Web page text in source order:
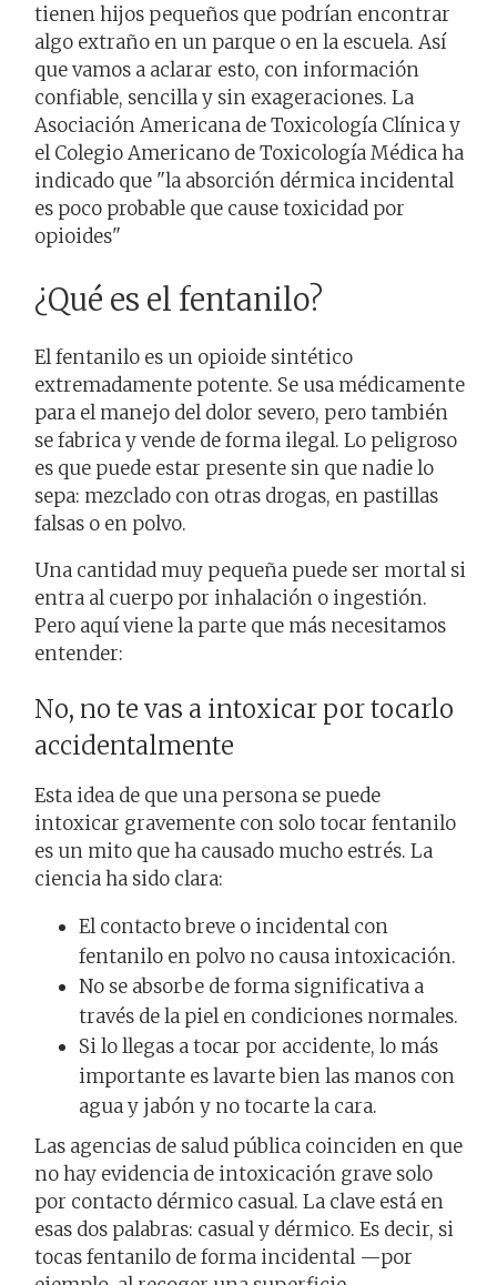
tienen hijos pequeños que podrían encontrar
algo extraño en un parque o en la escuela. Así
que vamos a aclarar esto, con información
confiable, sencilla y sin exageraciones. La
Asociación Americana de Toxicología Clínica y
el Colegio Americano de Toxicología Médica ha
indicado que "la absorción dérmica incidental
es poco probable que cause toxicidad por
opioides"
¿Qué es el fentanilo?
El fentanilo es un opioide sintético
extremadamente potente. Se usa médicamente
para el manejo del dolor severo, pero también
se fabrica y vende de forma ilegal. Lo peligroso
es que puede estar presente sin que nadie lo
sepa: mezclado con otras drogas, en pastillas
falsas o en polvo.
Una cantidad muy pequeña puede ser mortal si
entra al cuerpo por inhalación o ingestión.
Pero aquí viene la parte que más necesitamos
entender:
No, no te vas a intoxicar por tocarlo
accidentalmente
Esta idea de que una persona se puede
intoxicar gravemente con solo tocar fentanilo
es un mito que ha causado mucho estrés. La
ciencia ha sido clara:
El contacto breve o incidental con
fentanilo en polvo no causa intoxicación.
No se absorbe de forma significativa a
través de la piel en condiciones normales.
Si lo llegas a tocar por accidente, lo más
importante es lavarte bien las manos con
agua y jabón y no tocarte la cara.
Las agencias de salud pública coinciden en que
no hay evidencia de intoxicación grave solo
por contacto dérmico casual. La clave está en
esas dos palabras: casual y dérmico. Es decir, si
tocas fentanilo de forma incidental —por